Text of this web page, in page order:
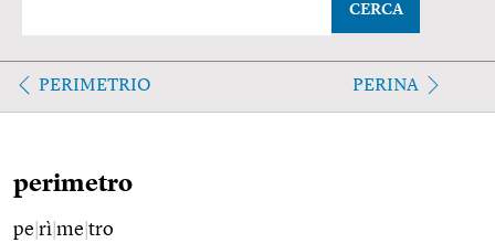
CERCA
PERIMETRIO PERINA
perimetro
pe rì me tro